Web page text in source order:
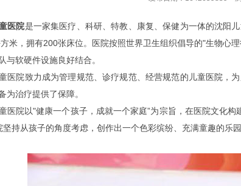
医院是一家集医疗、科研、特教、康复、保健为一体的沈阳
米，拥有200张床位。医院按照世界卫生组织倡导的"生物心
与软硬件设施良好结合。
院致力成为管理规范、诊疗规范、经营规范的儿童医院，
为治疗提供了保障。
院以"健康一个孩子，成就一个家庭”为宗旨，在医院文化构
持从孩子的角度考虑，创作出一个色彩缤纷、充满童趣的乐园